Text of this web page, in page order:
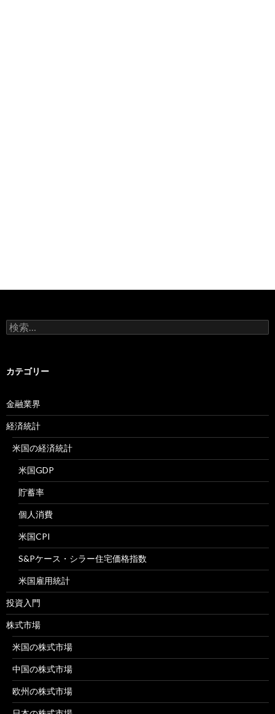
検
索:
カテゴリー
金融業界
経済統計
米国の経済統計
米国GDP
貯蓄率
個人消費
米国CPI
S&Pケース・シラー住宅価格指数
米国雇用統計
投資入門
株式市場
米国の株式市場
中国の株式市場
欧州の株式市場